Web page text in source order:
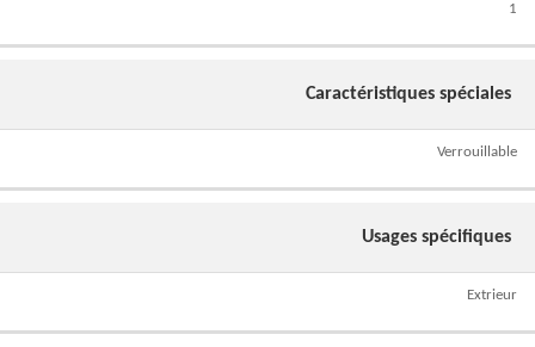
1
Caractéristiques spéciales
Verrouillable
Usages spécifiques
Extrieur